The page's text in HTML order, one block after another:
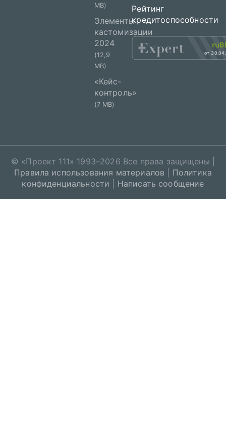
MB)
Элементы
кастомизации
2024
(12,9
MB)
«Кейс-
контроль»
(7 MB)
Рейтинг
кредитоспособности
от
© «Проект 111» 1993–2026 Все права защищены |
Правила использования материалов
Политика
конфиденциальности
Написать сообщение